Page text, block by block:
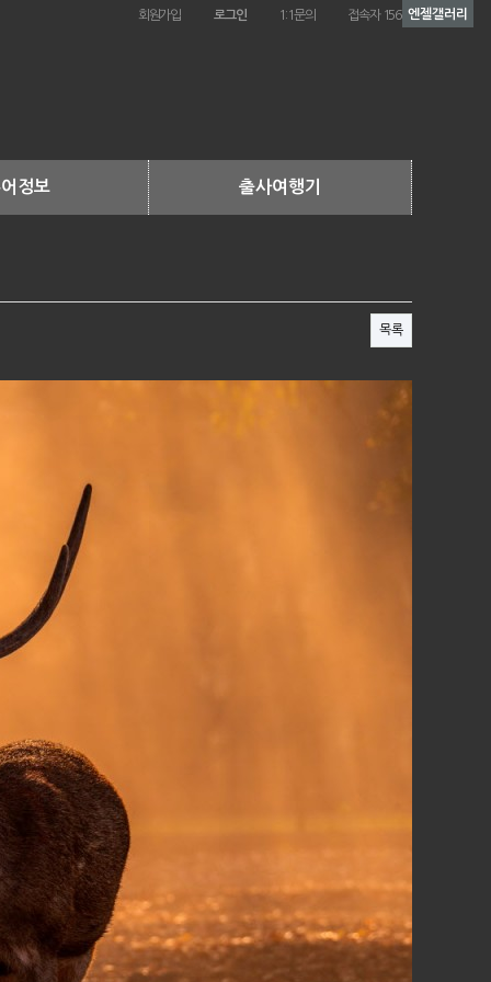
회원가입 로그인 1:1문의 접속자 156
정보 출사여행기
담.예약
엔젤갤러리
목록